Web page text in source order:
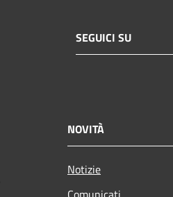
SEGUICI SU
NOVITÀ
Notizie